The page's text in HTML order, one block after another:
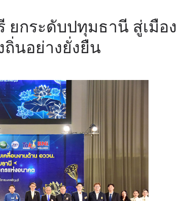
กระดับปทุมธานี สู่เมือง
นอย่างยั่งยืน